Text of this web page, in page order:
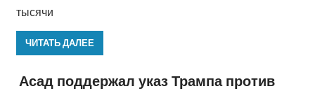
тысячи
ЧИТАТЬ ДАЛЕЕ
Асад поддержал указ Трампа против